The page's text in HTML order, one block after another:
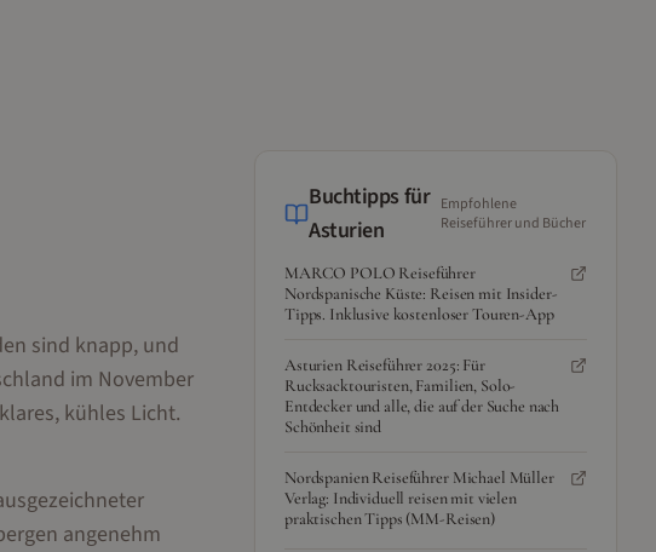
sind knapp, und
im November
kühles Licht.
angenehm
Buchtipps für
Asturien
Empfohlene
Reiseführer und Bücher
MARCO POLO Reiseführer
Nordspanische Küste: Reisen mit Insider-
Tipps. Inklusive kostenloser Touren-App
Asturien Reiseführer 2025: Für
Rucksacktouristen, Familien, Solo-
Entdecker und alle, die auf der Suche nach
Schönheit sind
Nordspanien Reiseführer Michael Müller
Verlag: Individuell reisen mit vielen
praktischen Tipps (MM-Reisen)